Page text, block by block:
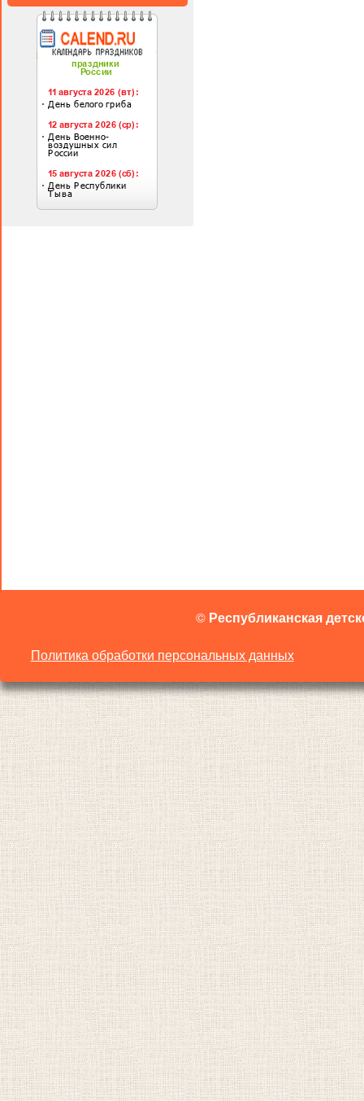
© Республиканская
Политика обработки персональных данных